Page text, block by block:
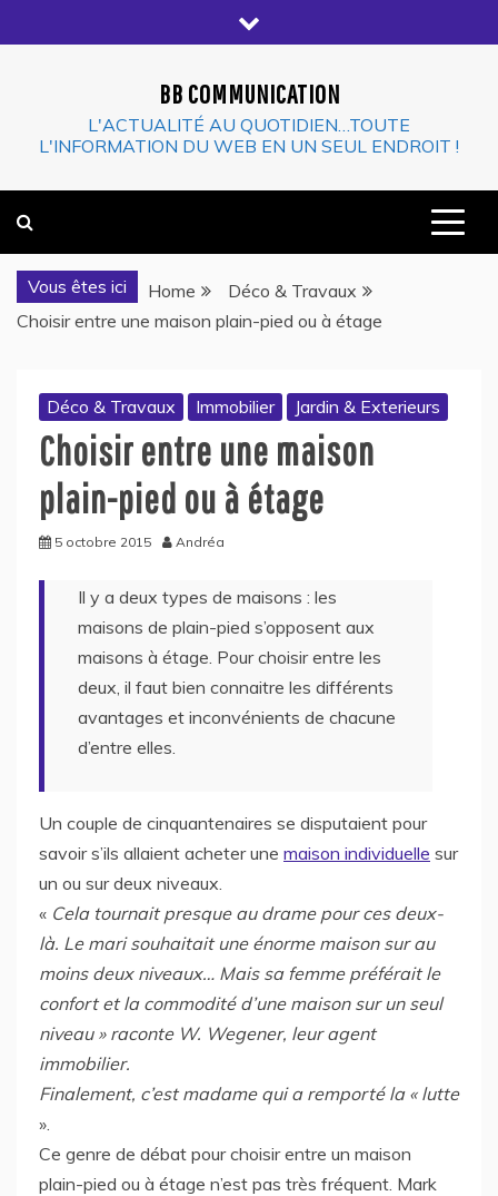
to
BB COMMUNICATION
L'ACTUALITÉ AU QUOTIDIEN…TOUTE
L'INFORMATION DU WEB EN UN SEUL ENDROIT !
Vous êtes ici Home
Déco & Travaux
Choisir entre une maison plain-pied ou à étage
Déco & Travaux Immobilier Jardin & Exterieurs
Choisir entre une maison
plain-pied ou à étage
5 octobre 2015 Andréa
Il y a deux types de maisons : les
maisons de plain-pied s’opposent aux
maisons à étage. Pour choisir entre les
deux, il faut bien connaitre les différents
avantages et inconvénients de chacune
d’entre elles.
Un couple de cinquantenaires se disputaient pour
savoir s’ils allaient acheter une maison individuelle sur
un ou sur deux niveaux.
« Cela tournait presque au drame pour ces deux-
là. Le mari souhaitait une énorme maison sur au
moins deux niveaux… Mais sa femme préférait le
confort et la commodité d’une maison sur un seul
niveau » raconte W. Wegener, leur agent
immobilier.
Finalement, c’est madame qui a remporté la « lutte
».
Ce genre de débat pour choisir entre un maison
plain-pied ou à étage n’est pas très fréquent. Mark